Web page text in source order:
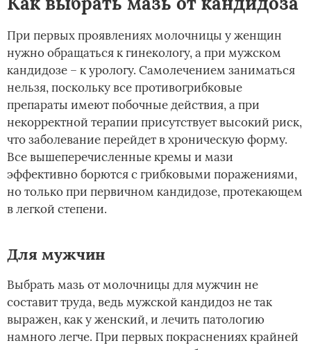
При первых проявлениях молочницы у женщин
нужно обращаться к гинекологу, а при мужском
кандидозе – к урологу. Самолечением заниматься
нельзя, поскольку все противогрибковые
препараты имеют побочные действия, а при
некорректной терапии присутствует высокий риск,
что заболевание перейдет в хроническую форму.
Все вышеперечисленные кремы и мази
эффективно борются с грибковыми поражениями,
но только при первичном кандидозе, протекающем
в легкой степени.
Для мужчин
Выбрать мазь от молочницы для мужчин не
составит труда, ведь мужской кандидоз не так
выражен, как у женский, и лечить патологию
намного легче. При первых покраснениях крайней